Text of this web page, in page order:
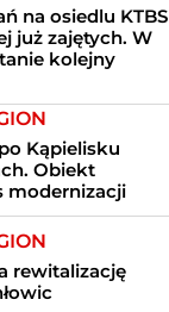
na osiedlu KTBS
już zajętych. W
kolejny
Kąpielisku
Obiekt
modernizacji
rewitalizację